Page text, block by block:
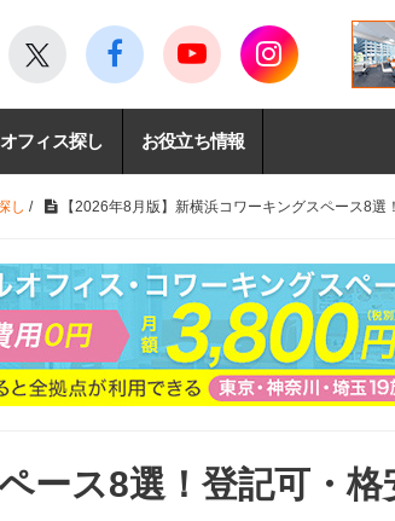
オフィス探し お役立ち情報
し / 【2026年8月版】新横浜コワーキングスペース8
ース8選！登記可・格